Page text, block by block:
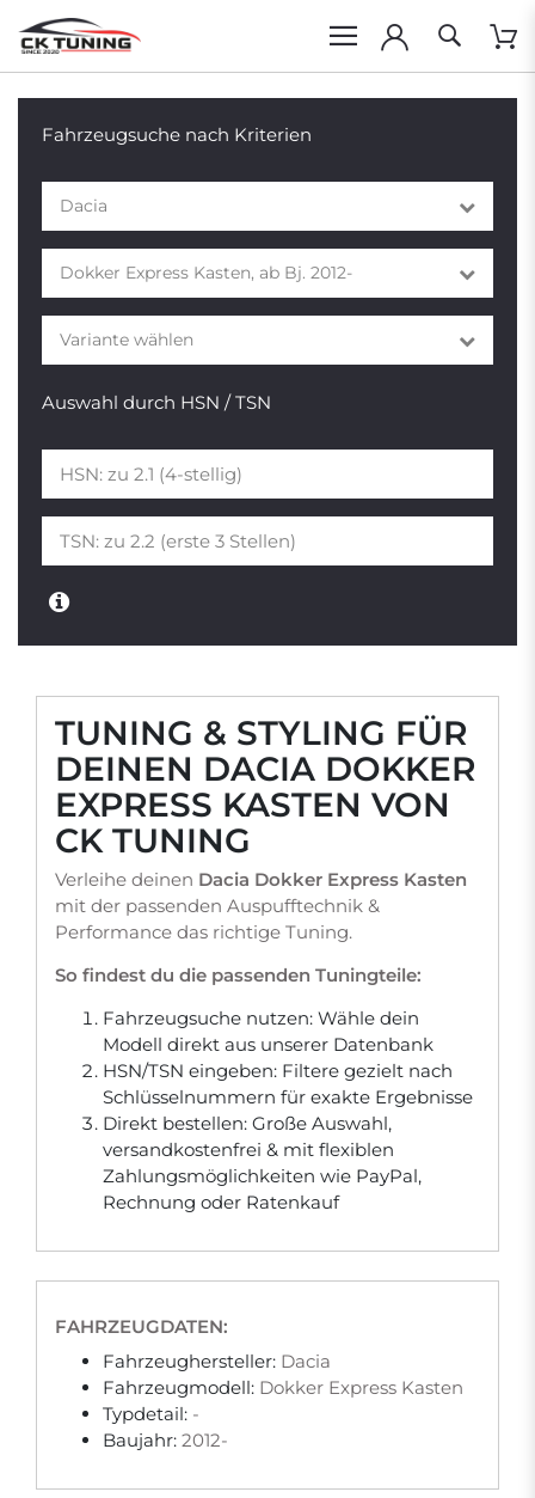
Fahrzeugsuche nach Kriterien
Dacia
Dokker Express Kasten, ab Bj. 2012-
Variante wählen
Auswahl durch HSN / TSN
TUNING & STYLING FÜR
DEINEN DACIA DOKKER
EXPRESS KASTEN VON
CK TUNING
Verleihe deinen Dacia Dokker Express Kasten
mit der passenden Auspufftechnik &
Performance das richtige Tuning.
So findest du die passenden Tuningteile:
Fahrzeugsuche nutzen: Wähle dein
Modell direkt aus unserer Datenbank
HSN/TSN eingeben: Filtere gezielt nach
Schlüsselnummern für exakte Ergebnisse
Direkt bestellen: Große Auswahl,
versandkostenfrei & mit flexiblen
Zahlungsmöglichkeiten wie PayPal,
Rechnung oder Ratenkauf
FAHRZEUGDATEN:
Fahrzeughersteller: Dacia
Fahrzeugmodell: Dokker Express Kasten
Typdetail: -
Baujahr: 2012-